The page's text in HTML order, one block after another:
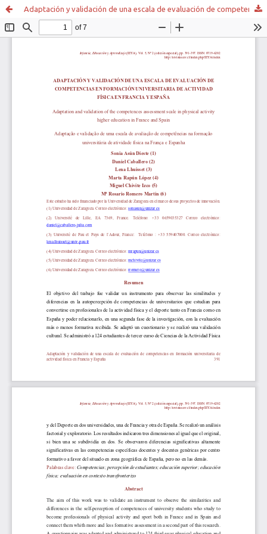
Adaptación y validación de una escala de evaluación de competencias en formación universitaria de actividad física en Francia y España